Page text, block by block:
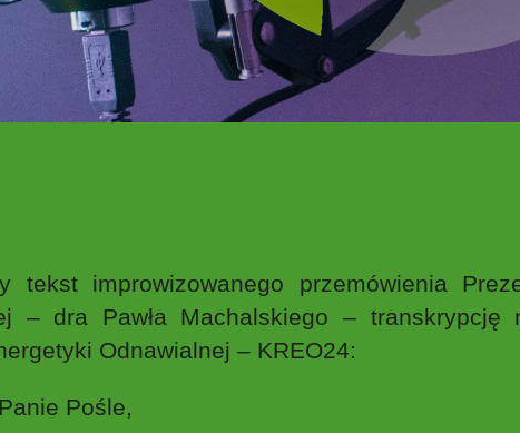
tekst improwizowanego przemówienia
– dra Pawła Machalskiego – transkrypcję
Odnawialnej – KREO24:
Pośle,